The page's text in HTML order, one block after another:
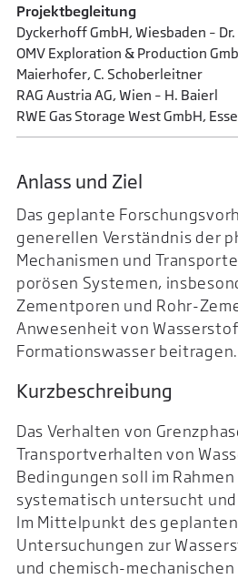
Projektbegleitung
Dyckerhoff GmbH, Wiesbaden – Dr.
OMV Exploration & Production
Maierhofer, C. Schoberleitner
RAG Austria AG, Wien – H. Baierl
RWE Gas Storage West GmbH,
Anlass und Ziel
Das geplante
generellen Verständnis der
Mechanismen und
porösen Systemen,
Zementporen und Rohr-
Anwesenheit von
Formationswasser beitragen.
Kurzbeschreibung
Das Verhalten von
Transportverhalten von
Bedingungen soll im
systematisch untersucht
Im Mittelpunkt des
Untersuchungen zur
und chemisch-